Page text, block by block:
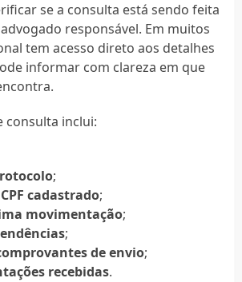
se a consulta está sendo feita
responsável. Em muitos
tem acesso direto aos detalhes
informar com clareza em que
consulta inclui:
;
cadastrado;
movimentação;
;
de envio;
recebidas.